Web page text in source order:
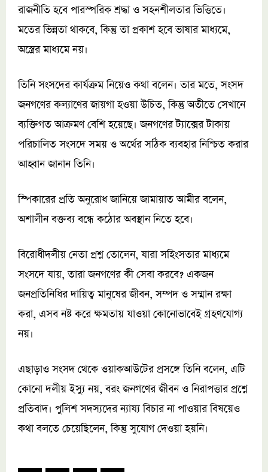
রাজনীতি হবে পারস্পরিক শ্রদ্ধা ও সহনশীলতার ভিত্তিতে।
মতের ভিন্নতা থাকবে, কিন্তু তা প্রকাশ হবে ভাষার মাধ্যমে,
অস্ত্রের মাধ্যমে নয়।
তিনি সংসদের কার্যক্রম নিয়েও কথা বলেন। তার মতে, সংসদ
জনগণের কল্যাণের জায়গা হওয়া উচিত, কিন্তু অতীতে সেখানে
ব্যক্তিগত আক্রমণ বেশি হয়েছে। জনগণের ট্যাক্সের টাকায়
পরিচালিত সংসদে সময় ও অর্থের সঠিক ব্যবহার নিশ্চিত করার
আহ্বান জানান তিনি।
স্পিকারের প্রতি অনুরোধ জানিয়ে জামায়াত আমীর বলেন,
অশালীন বক্তব্য বন্ধে কঠোর অবস্থান নিতে হবে।
বিরোধীদলীয় নেতা প্রশ্ন তোলেন, যারা সহিংসতার মাধ্যমে
সংসদে যায়, তারা জনগণের কী সেবা করবে? একজন
জনপ্রতিনিধির দায়িত্ব মানুষের জীবন, সম্পদ ও সম্মান রক্ষা
করা, এসব নষ্ট করে ক্ষমতায় যাওয়া কোনোভাবেই গ্রহণযোগ্য
নয়।
এছাড়াও সংসদ থেকে ওয়াকআউটের প্রসঙ্গে তিনি বলেন, এটি
কোনো দলীয় ইস্যু নয়, বরং জনগণের জীবন ও নিরাপত্তার প্রশ্নে
প্রতিবাদ। পুলিশ সদস্যদের ন্যায্য বিচার না পাওয়ার বিষয়েও
কথা বলতে চেয়েছিলেন, কিন্তু সুযোগ দেওয়া হয়নি।